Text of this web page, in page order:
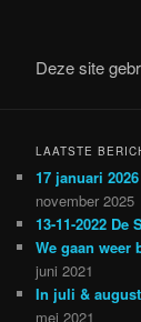
Deze site
LAATSTE
17 januari
november 2025
13-11-2022 De
We gaan weer
juni 2021
In juli &
mei 2021